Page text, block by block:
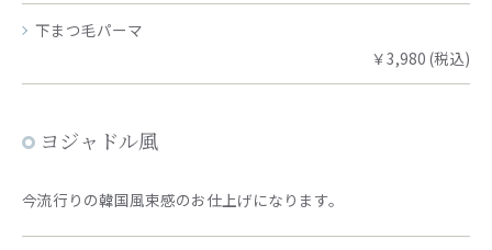
下まつ毛パーマ
￥3,980 (税込)
ヨジャドル風
今流行りの韓国風束感のお仕上げになります。